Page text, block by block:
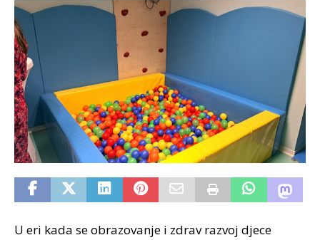
U eri kada se obrazovanje i zdrav razvoj djece